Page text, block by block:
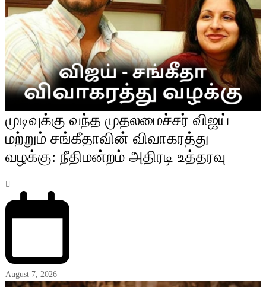
முடிவுக்கு வந்த முதலமைச்சர் விஜய்
மற்றும் சங்கீதாவின் விவாகரத்து
வழக்கு: நீதிமன்றம் அதிரடி உத்தரவு
August 7, 2026